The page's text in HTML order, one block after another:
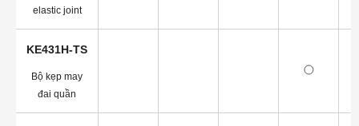
elastic joint
KE431H-TS
Bộ kẹp may
đai quần